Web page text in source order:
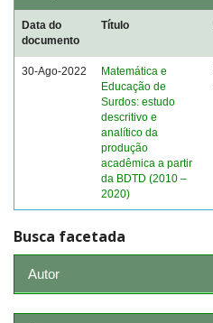
Data do
documento
Título
30-Ago-2022
Matemática e
Educação de
Surdos: estudo
descritivo e
analítico da
produção
acadêmica a partir
da BDTD (2010 –
2020)
Busca facetada
Autor